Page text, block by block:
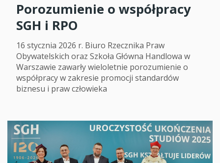
Porozumienie o współpracy
SGH i RPO
16 stycznia 2026 r. Biuro Rzecznika Praw
Obywatelskich oraz Szkoła Główna Handlowa w
Warszawie zawarły wieloletnie porozumienie o
współpracy w zakresie promocji standardów
biznesu i praw człowieka